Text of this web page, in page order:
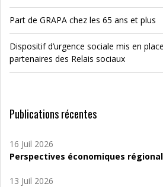
Part de GRAPA chez les 65 ans et plus
Dispositif d’urgence sociale mis en
partenaires des Relais sociaux
Publications récentes
16 Juil 2026
Perspectives économiques
13 Juil 2026